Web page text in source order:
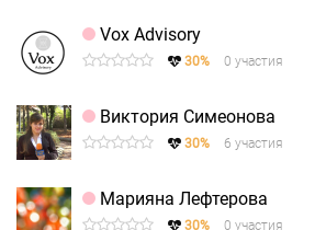
Vox Advisory
30% 0 участия
Виктория Симеонова
30% 6 участия
Марияна Лефтерова
30% 0 участия